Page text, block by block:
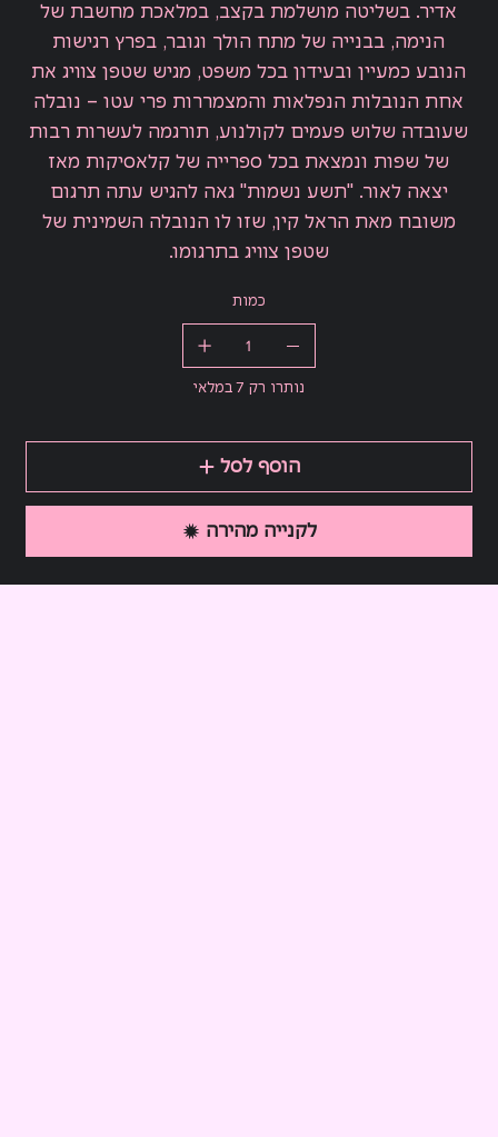
אדיר. בשליטה מושלמת בקצב, במלאכת מחשבת של
הנימה, בבנייה של מתח הולך וגובר, בפרץ רגישות
הנובע כמעיין ובעידון בכל משפט, מגיש שטפן צוויג את
אחת הנובלות הנפלאות והמצמררות פרי עטו – נובלה
שעובדה שלוש פעמים לקולנוע, תורגמה לעשרות רבות
של שפות ונמצאת בכל ספרייה של קלאסיקות מאז
יצאה לאור. "תשע נשמות" גאה להגיש עתה תרגום
משובח מאת הראל קין, שזו לו הנובלה השמינית של
שטפן צוויג בתרגומו.
כמות
נותרו רק 7 במלאי
הוסף לסל
לקנייה מהירה